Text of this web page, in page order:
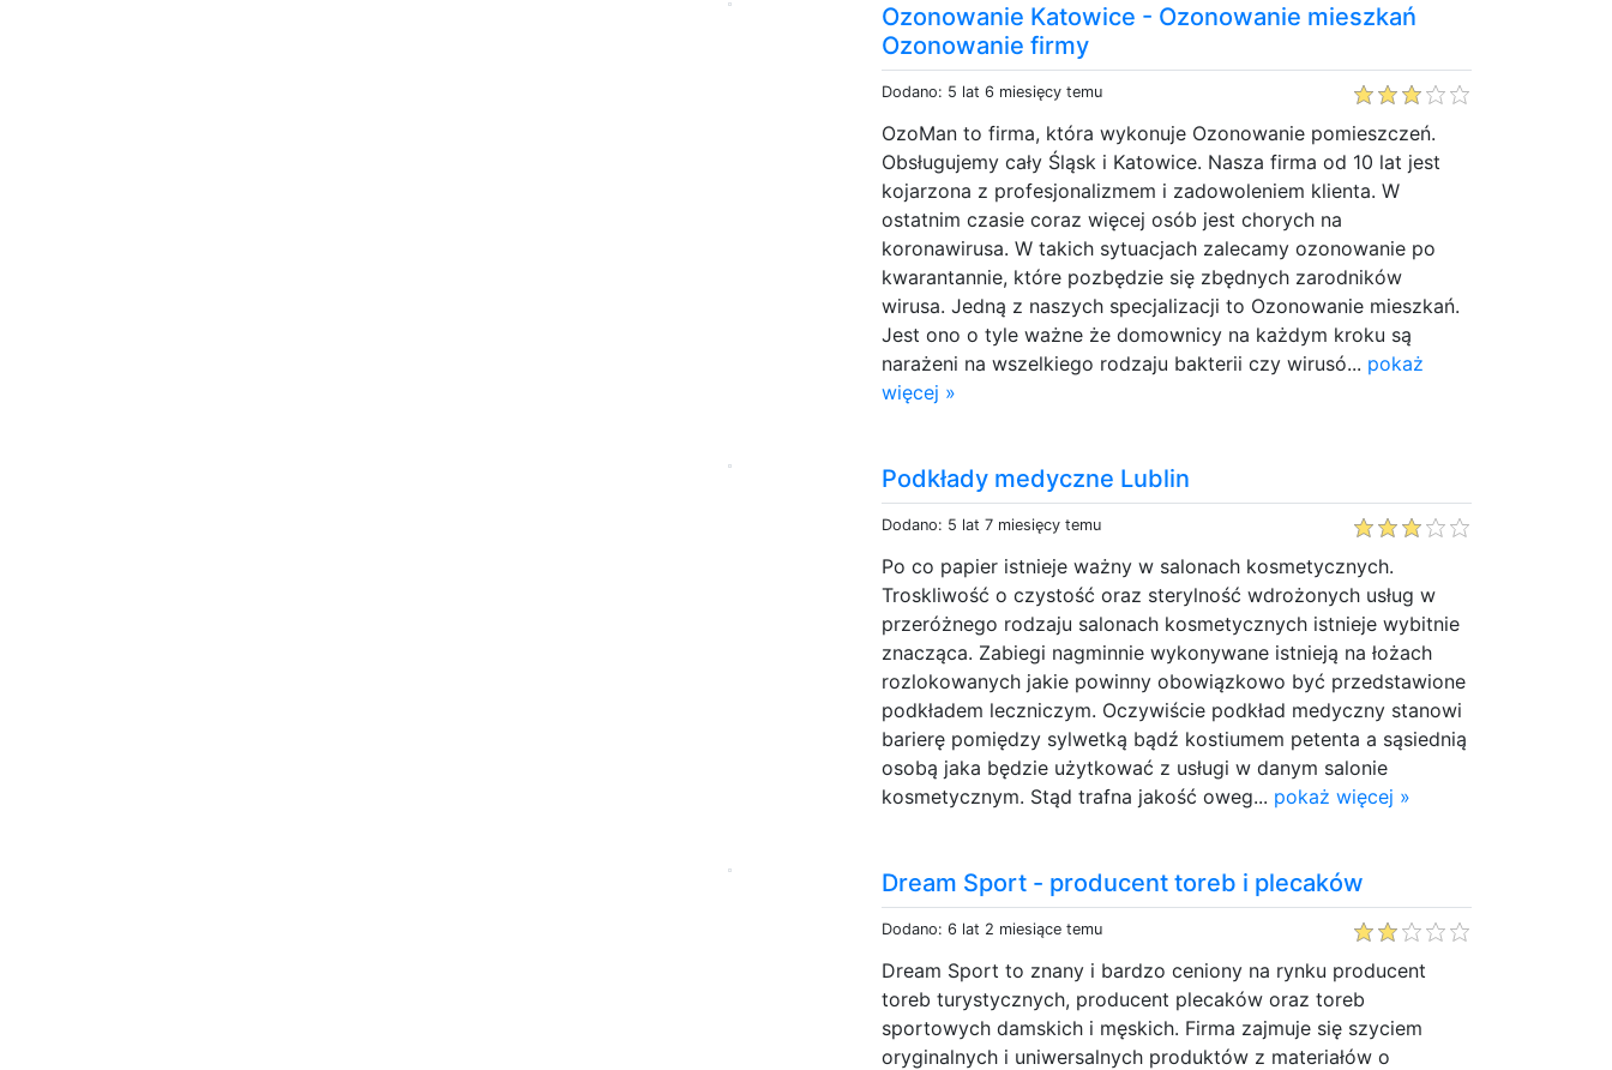
Ozonowanie Katowice - Ozonowanie mieszkań
Ozonowanie firmy
Dodano: 5 lat 6 miesięcy temu
OzoMan to firma, która wykonuje Ozonowanie pomieszczeń.
Obsługujemy cały Śląsk i Katowice. Nasza firma od 10 lat jest
kojarzona z profesjonalizmem i zadowoleniem klienta. W
ostatnim czasie coraz więcej osób jest chorych na
koronawirusa. W takich sytuacjach zalecamy ozonowanie po
kwarantannie, które pozbędzie się zbędnych zarodników
wirusa. Jedną z naszych specjalizacji to Ozonowanie mieszkań.
Jest ono o tyle ważne że domownicy na każdym kroku są
narażeni na wszelkiego rodzaju bakterii czy wirusó... pokaż
więcej »
Podkłady medyczne Lublin
Dodano: 5 lat 7 miesięcy temu
Po co papier istnieje ważny w salonach kosmetycznych.
Troskliwość o czystość oraz sterylność wdrożonych usług w
przeróżnego rodzaju salonach kosmetycznych istnieje wybitnie
znacząca. Zabiegi nagminnie wykonywane istnieją na łożach
rozlokowanych jakie powinny obowiązkowo być przedstawione
podkładem leczniczym. Oczywiście podkład medyczny stanowi
barierę pomiędzy sylwetką bądź kostiumem petenta a sąsiednią
osobą jaka będzie użytkować z usługi w danym salonie
kosmetycznym. Stąd trafna jakość oweg... pokaż więcej »
Dream Sport - producent toreb i plecaków
Dodano: 6 lat 2 miesiące temu
Dream Sport to znany i bardzo ceniony na rynku producent
toreb turystycznych, producent plecaków oraz toreb
sportowych damskich i męskich. Firma zajmuje się szyciem
oryginalnych i uniwersalnych produktów z materiałów o